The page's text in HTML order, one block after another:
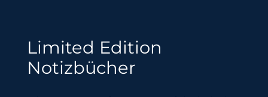
Limited Edition
Notizbücher